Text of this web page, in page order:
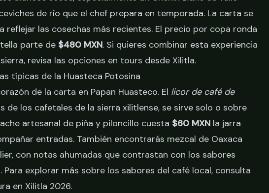
de río que el chef prepara en temporada. La carta se
reflejar las cosechas más recientes. El precio por copa ronda
parte de $480 MXN. Si quieres combinar esta experiencia
revisa las opciones en tours desde Xilitla.
típicas de la Huasteca Potosina
de la carta en Papan Huasteco. El licor de café de
de los cafetales de la sierra xilitlense, se sirve solo o sobre
artesanal de piña y piloncillo cuesta $60 MXN la jarra
entradas. También encontrarás mezcal de Oaxaca
con notas ahumadas que contrastan con los sabores
Para explorar más sobre los sabores del café local, consulta
en Xilitla 2026.